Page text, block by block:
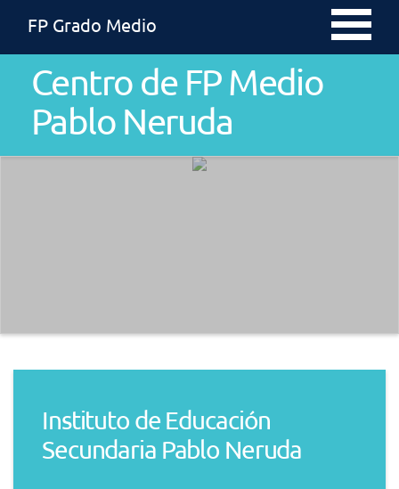
FP Grado Medio
Centro de FP Medio
Pablo Neruda
Instituto de Educación
Secundaria Pablo Neruda